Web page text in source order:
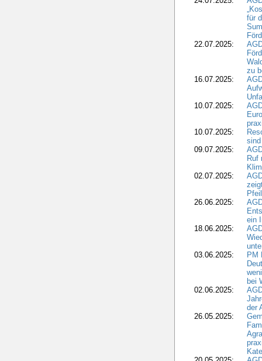
für
22.07.2025:
zu
16.07.2025:
10.07.2025:
10.07.2025:
09.07.2025:
Ruf
02.07.2025:
26.06.2025:
ein
18.06.2025:
03.06.2025:
PM
bei
02.06.2025:
der
26.05.2025: